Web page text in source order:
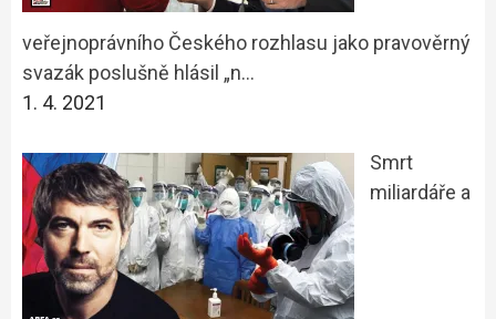
veřejnoprávního Českého rozhlasu jako pravověrný
svazák poslušně hlásil „n…
1. 4. 2021
Smrt
miliardáře a